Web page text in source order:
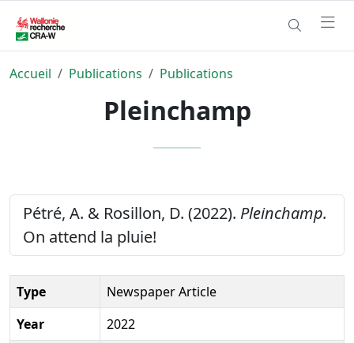
Accueil Publications Publications
Pleinchamp
Pétré, A. & Rosillon, D. (2022). Pleinchamp.
On attend la pluie!
Type
Newspaper Article
Year
2022